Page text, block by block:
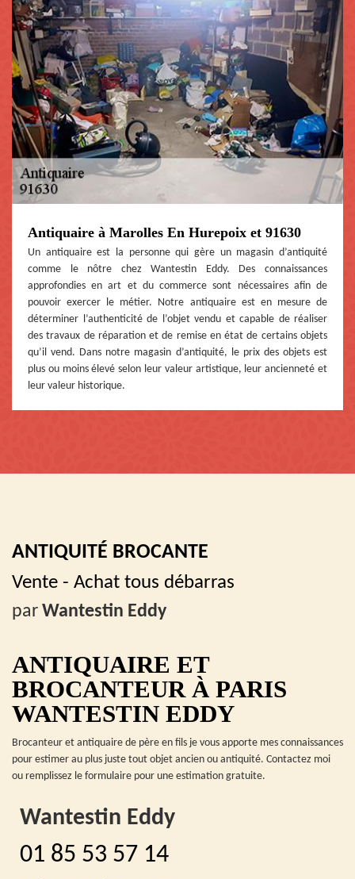
Antiquaire à Marolles En Hurepoix et 91630
Un antiquaire est la personne qui gère un magasin d’antiquité
comme le nôtre chez Wantestin Eddy. Des connaissances
approfondies en art et du commerce sont nécessaires afin de
pouvoir exercer le métier. Notre antiquaire est en mesure de
déterminer l’authenticité de l’objet vendu et capable de réaliser
des travaux de réparation et de remise en état de certains objets
qu’il vend. Dans notre magasin d’antiquité, le prix des objets est
plus ou moins élevé selon leur valeur artistique, leur ancienneté et
leur valeur historique.
ANTIQUITÉ BROCANTE
Vente - Achat tous débarras
par Wantestin Eddy
ANTIQUAIRE ET
BROCANTEUR À PARIS
WANTESTIN EDDY
Brocanteur et antiquaire de père en fils je vous apporte mes connaissances
pour estimer au plus juste tout objet ancien ou antiquité. Contactez moi
ou remplissez le formulaire pour une estimation gratuite.
Wantestin Eddy
01 85 53 57 14